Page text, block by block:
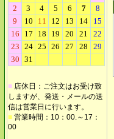
■ 店休日：ご注文はお受け致
しますが、発送・メールの送
信は営業日に行います。
■ 営業時間：10：00.～17：
00